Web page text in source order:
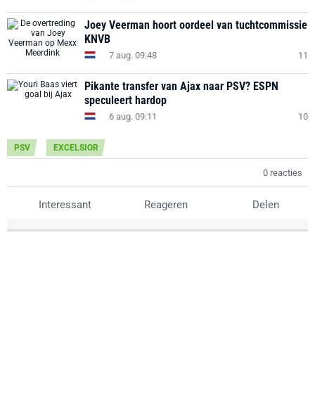
Joey Veerman hoort oordeel van tuchtcommissie
KNVB
7 aug. 09:48 11
Pikante transfer van Ajax naar PSV? ESPN
speculeert hardop
6 aug. 09:11 10
PSV EXCELSIOR
0 reacties
Interessant Reageren Delen